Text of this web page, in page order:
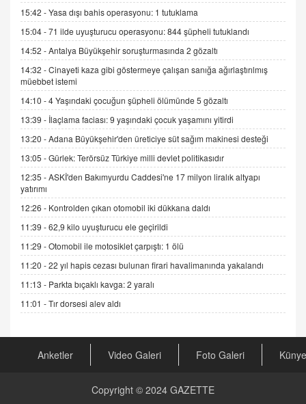
SEHER EREK
Kış Ayları Geldi, Hangi Önlemler Alınmalı?
9.12.2025 10:11
İNCİ GÜL AKÖL
Trump Keşke Adana'yı da Ziyaret Etse...
06.07.2026 13:00
ADEM AKÖL
Esed Destekçilerinin Yüzüne Vurulan Şamar:
Sednaya
DR. EKREM ASLAN
Gerçek Ne, Algı Ne? "Beraber Yürüyoruz"
Cümlesinin Peşinden
19.07.2025 12:45
GÖNÜL MENEKŞE
Şifacının Yolu
04.11.2025 12:56
AV. RÜMEYSA ÖZKALE
Kira Uyuşmazlıklarında Dava Açmadan Önce
Arabulucuya Başvuru Şartı
23.09.2023 16:30
15:42 -Yasa dışı bahis operasyonu: 1 tutuklama
15:04 -71 ilde uyuşturucu operasyonu: 844 şüpheli tutuklandı
14:52 -Antalya Büyükşehir soruşturmasında 2 gözaltı
14:32 -Cinayeti kaza gibi göstermeye çalışan sanığa ağırlaştırılmış
müebbet istemi
14:10 -4 Yaşındaki çocuğun şüpheli ölümünde 5 gözaltı
13:39 - İlaçlama faciası: 9 yaşındaki çocuk yaşamını yitirdi
13:20 -Adana Büyükşehir'den üreticiye süt sağım makinesi desteği
13:05 -Gürlek: Terörsüz Türkiye milli devlet politikasıdır
12:35 -ASKİ'den Bakımyurdu Caddesi'ne 17 milyon liralık altyapı
yatırımı
12:26 - Kontrolden çıkan otomobil iki dükkana daldı
11:39 -62,9 kilo uyuşturucu ele geçirildi
11:29 -Otomobil ile motosiklet çarpıştı: 1 ölü
11:20 -22 yıl hapis cezası bulunan firari havalimanında yakalandı
11:13 - Parkta bıçaklı kavga: 2 yaralı
11:01 -Tır dorsesi alev aldı
Anketler Video Galeri Foto Galeri Künye
Copyright © 2024 GAZETTE